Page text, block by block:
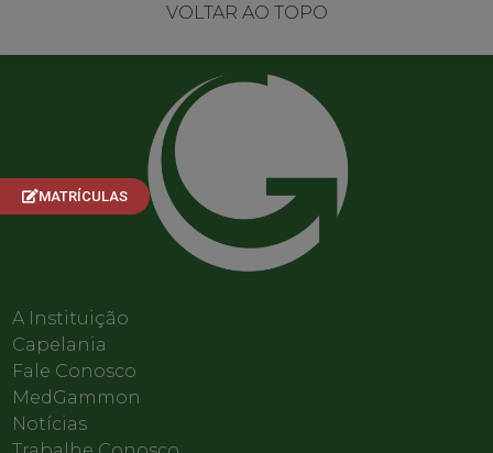
MATRÍCULAS
VOLTAR AO TOPO
A Instituição
Capelania
Fale Conosco
MedGammon
Notícias